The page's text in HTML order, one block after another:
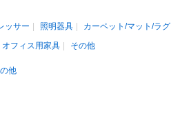
ッサー 照明器具
カーペット/マット/ラグ
オフィス用家具 その他
他